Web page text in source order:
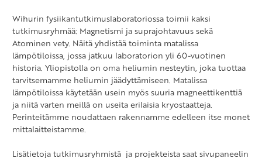
Wihurin fysiikantutkimuslaboratoriossa toimii kaksi
tutkimusryhmää: Magnetismi ja suprajohtavuus sekä
Atominen vety. Näitä yhdistää toiminta matalissa
lämpötiloissa, jossa jatkuu laboratorion yli 60-vuotinen
historia. Yliopistolla on oma heliumin nesteytin, joka tuottaa
tarvitsemamme heliumin jäädyttämiseen. Matalissa
lämpötiloissa käytetään usein myös suuria magneettikenttiä
ja niitä varten meillä on useita erilaisia kryostaatteja.
Perinteitämme noudattaen rakennamme edelleen itse monet
mittalaitteistamme.
Lisätietoja tutkimusryhmistä ja projekteista saat sivupaneelin